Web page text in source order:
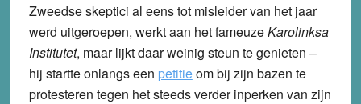
Zweedse skeptici al eens tot misleider van het jaar
werd uitgeroepen, werkt aan het fameuzeKarolinksa
Institutet, maar lijkt daar weinig steun te genieten –
hij startte onlangs een petitieom bij zijn bazen te
protesteren tegen het steeds verder inperken van zijn